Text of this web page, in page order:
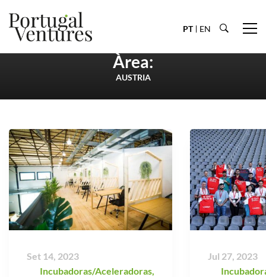
PT EN
Àrea:
AUSTRIA
Set 14, 2023
Incubadoras/Aceleradoras
Jul 27, 2023